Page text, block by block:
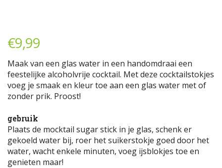
€9,99
Maak van een glas water in een handomdraai een
feestelijke alcoholvrije cocktail. Met deze cocktailstokjes
voeg je smaak en kleur toe aan een glas water met of
zonder prik. Proost!
gebruik
Plaats de mocktail sugar stick in je glas, schenk er
gekoeld water bij, roer het suikerstokje goed door het
water, wacht enkele minuten, voeg ijsblokjes toe en
genieten maar!